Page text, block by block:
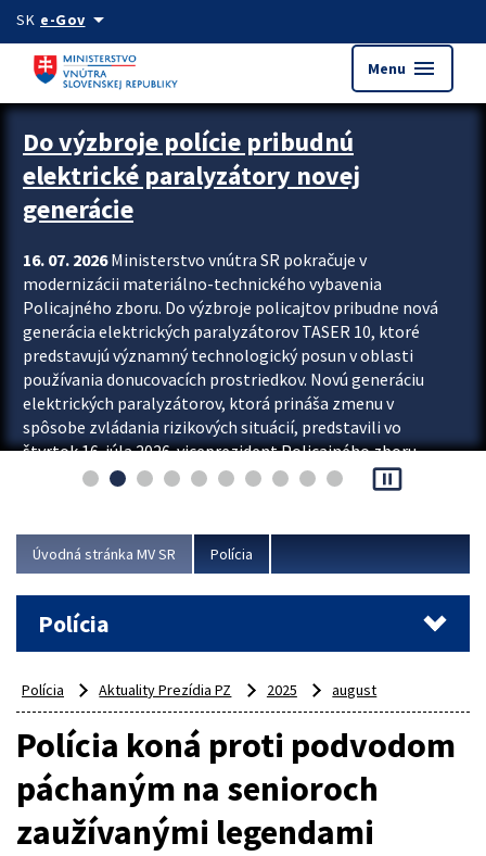
Preskocit na hlavný obsah
SK e-Govarrow_drop_down
Menu menu
Zastavit automatický posun upútavok
Do výzbroje polície pribudnú
elektrické paralyzátory novej
generácie
16. 07. 2026Ministerstvo vnútra SR pokračuje v
modernizácii materiálno-technického vybavenia
Policajného zboru. Do výzbroje policajtov pribudne nová
generácia elektrických paralyzátorov TASER 10, ktoré
predstavujú významný technologický posun v oblasti
používania donucovacích prostriedkov. Novú generáciu
elektrických paralyzátorov, ktorá prináša zmenu v
spôsobe zvládania rizikových situácií, predstavili vo
štvrtok 16. júla 2026 viceprezident Policajného zboru
Rastislav Polakovič a riaditeľ odboru výcviku...
pause_presentation
Úvodná stránka MV SR Polícia
Polícia
Polícia Aktuality Prezídia PZ 2025 august
Polícia koná proti podvodom
páchaným na senioroch
zaužívanými legendami